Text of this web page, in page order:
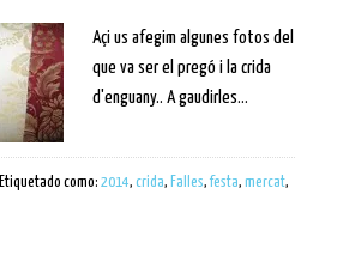
Açi us afegim algunes fotos del
que va ser el pregó i la crida
d'enguany.. A gaudirles...
Etiquetado como: 2014, crida, Falles, festa, mercat,